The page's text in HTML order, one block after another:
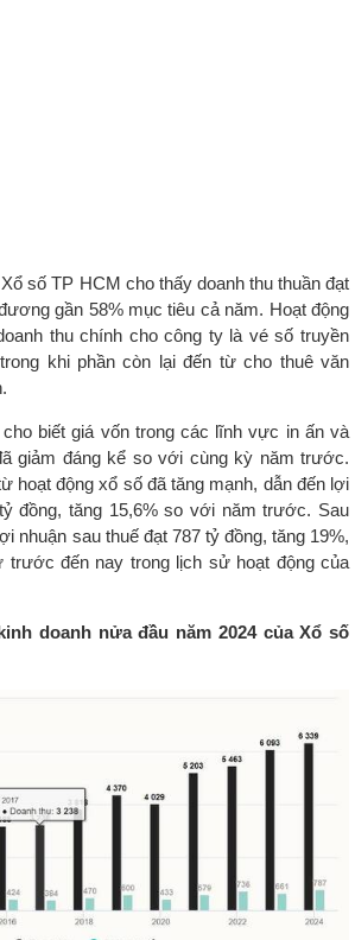
số TP HCM cho thấy doanh thu thuần đạt
gần 58% mục tiêu cả năm. Hoạt động
thu chính cho công ty là vé số truyền
khi phần còn lại đến từ cho thuê văn
biết giá vốn trong các lĩnh vực in ấn và
giảm đáng kể so với cùng kỳ năm trước.
hoạt động xổ số đã tăng mạnh, dẫn đến lợi
đồng, tăng 15,6% so với năm trước. Sau
nhuận sau thuế đạt 787 tỷ đồng, tăng 19%,
trước đến nay trong lịch sử hoạt động của
doanh nửa đầu năm 2024 của Xổ số